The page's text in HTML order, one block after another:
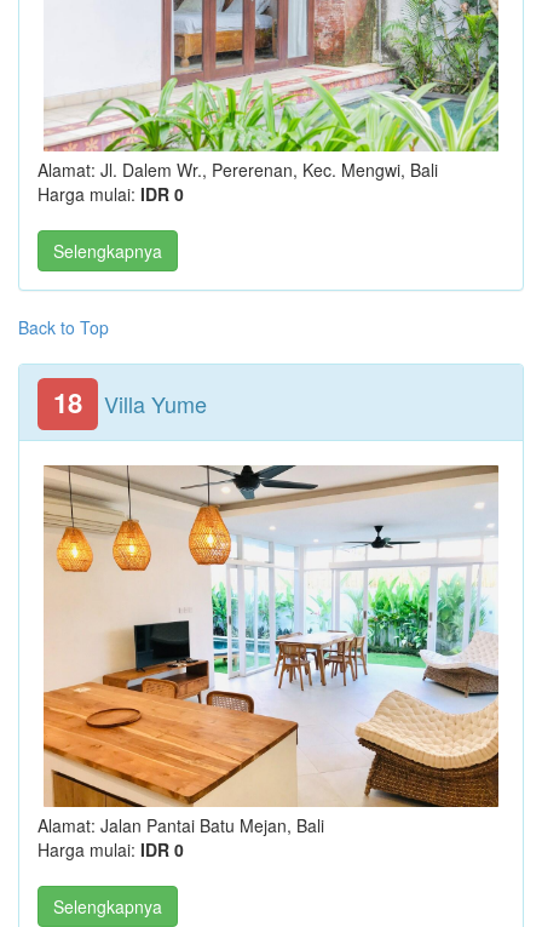
Alamat: Jl. Dalem Wr., Pererenan, Kec. Mengwi, Bali
Harga mulai: IDR 0
Selengkapnya
Back to Top
18 Villa Yume
Alamat: Jalan Pantai Batu Mejan, Bali
Harga mulai: IDR 0
Selengkapnya